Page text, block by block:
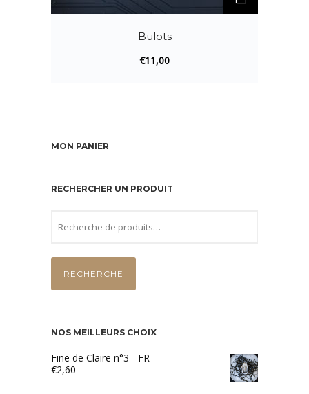
Bulots
€11,00
MON PANIER
RECHERCHER UN PRODUIT
RECHERCHE
NOS MEILLEURS CHOIX
Fine de Claire n°3 - FR
€2,60